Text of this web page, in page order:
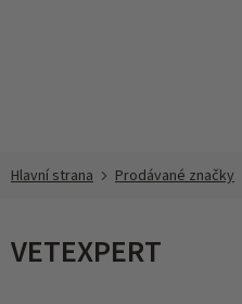
Prodávané značky
VETEXPERT